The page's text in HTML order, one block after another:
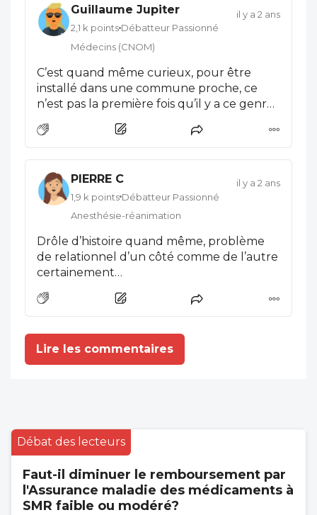
exerce dans une baraque à frites , cela
témoigne de l'irrespect qu'on accorde
aujourd'hui aux professionnel de santé .
pour lui fournir un logement . Bon, notre
collègue, n'a peu être pas besoin d'une
vue sur mer pour exercer , une vue sur la
Maire prés de la Mairie devrait suffire .
Guillaume Jupiter
2,1 k points Débatteur Passionné
Médecins (CNOM)
il y a 2 ans
C’est quand même curieux, pour être
installé dans une commune proche, ce
n’est pas la première fois qu’il y a ce genre
connaissais le cas précédent où le
collègue était un parfait fumiste et on ne
Cette fois-ci, j’ignore le fond du problème.
PIERRE C
1,9 k points Débatteur Passionné
Anesthésie-réanimation
il y a 2 ans
Drôle d’histoire quand même, problème
de relationnel d’un côté comme de l’autre
certainement…
Lire les commentaires
Débat des lecteurs
Faut-il diminuer le remboursement par
l'Assurance maladie des médicaments à
SMR faible ou modéré?